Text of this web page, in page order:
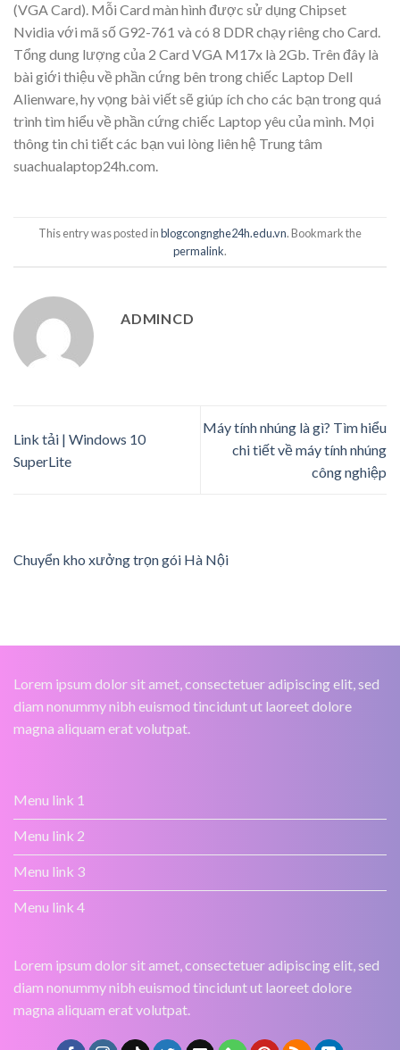
(VGA Card). Mỗi Card màn hình được sử dụng Chipset
Nvidia với mã số G92-761 và có 8 DDR chạy riêng cho Card.
Tổng dung lượng của 2 Card VGA M17x là 2Gb. Trên đây là
bài giới thiệu về phần cứng bên trong chiếc Laptop Dell
Alienware, hy vọng bài viết sẽ giúp ích cho các bạn trong quá
trình tìm hiểu về phần cứng chiếc Laptop yêu của mình. Mọi
thông tin chi tiết các bạn vui lòng liên hệ Trung tâm
suachualaptop24h.com.
This entry was posted inblogcongnghe24h.edu.vn. Bookmark the
permalink.
ADMINCD
Link tải | Windows 10
SuperLite
Máy tính nhúng là gì? Tìm hiểu
chi tiết về máy tính nhúng
công nghiệp
Chuyển kho xưởng trọn gói Hà Nội
Lorem ipsum dolor sit amet, consectetuer adipiscing elit, sed
diam nonummy nibh euismod tincidunt ut laoreet dolore
magna aliquam erat volutpat.
Menu link 1
Menu link 2
Menu link 3
Menu link 4
Lorem ipsum dolor sit amet, consectetuer adipiscing elit, sed
diam nonummy nibh euismod tincidunt ut laoreet dolore
magna aliquam erat volutpat.